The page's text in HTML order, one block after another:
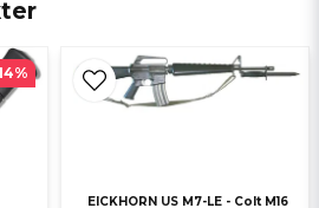
min fråga
EICKHORN US M7-LE - Colt M16